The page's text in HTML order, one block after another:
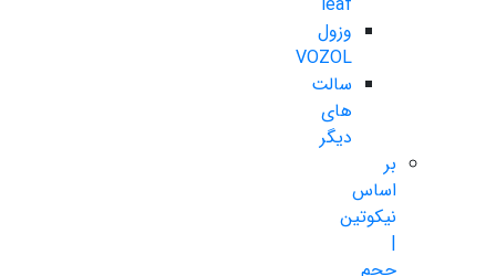
وزول
VOZOL
سالت
های
دیگر
بر
اساس
نیکوتین
|
حجم